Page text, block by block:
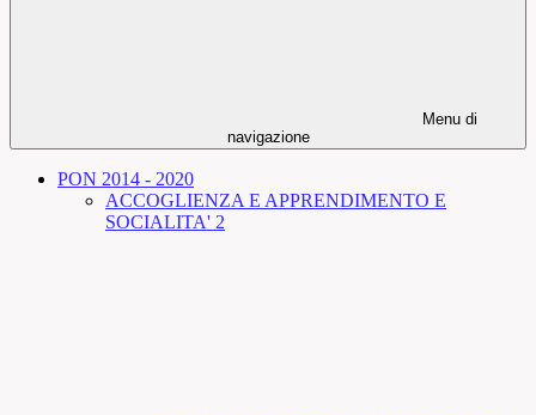
Menu di
navigazione
PON 2014 - 2020
ACCOGLIENZA E APPRENDIMENTO E
SOCIALITA' 2